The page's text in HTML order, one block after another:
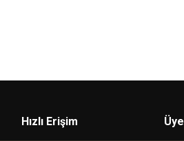
Hızlı Erişim Üye